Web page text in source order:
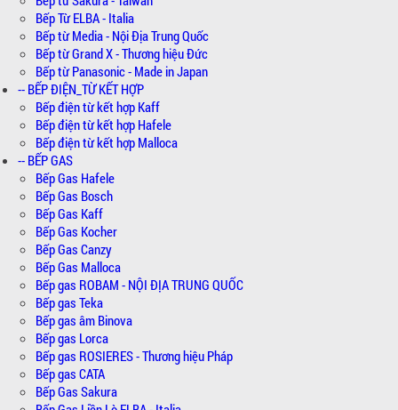
Bếp Từ ELBA - Italia
Bếp từ Media - Nội Địa Trung Quốc
Bếp từ Grand X - Thương hiệu Đức
Bếp từ Panasonic - Made in Japan
-- BẾP ĐIỆN_TỪ KẾT HỢP
Bếp điện từ kết hợp Kaff
Bếp điện từ kết hợp Hafele
Bếp điện từ kết hợp Malloca
-- BẾP GAS
Bếp Gas Hafele
Bếp Gas Bosch
Bếp Gas Kaff
Bếp Gas Kocher
Bếp Gas Canzy
Bếp Gas Malloca
Bếp gas ROBAM - NỘI ĐỊA TRUNG QUỐC
Bếp gas Teka
Bếp gas âm Binova
Bếp gas Lorca
Bếp gas ROSIERES - Thương hiệu Pháp
Bếp gas CATA
Bếp Gas Sakura